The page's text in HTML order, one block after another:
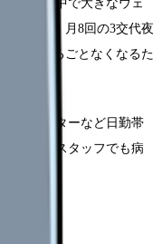
月収の中で大きなウェ
円、月8回の3交代夜
分がまるごとなくなるた
診センターなど日勤帯
病院のスタッフでも病
）